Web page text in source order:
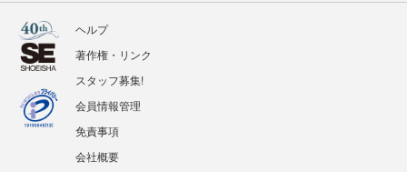
ヘルプ
著作権・リンク
スタッフ募集!
会員情報管理
免責事項
会社概要